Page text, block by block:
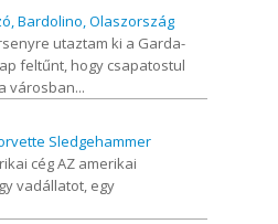
Bardolino, Olaszország
utaztam ki a Garda-
feltűnt, hogy csapatostul
városban...
Sledgehammer
cég AZ amerikai
vadállatot, egy